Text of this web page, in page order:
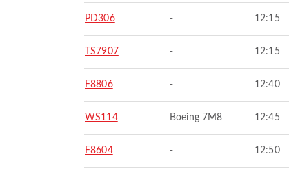
PD306 - 12:15
TS7907 - 12:15
F8806 - 12:40
WS114 Boeing 7M8 12:45
F8604 - 12:50